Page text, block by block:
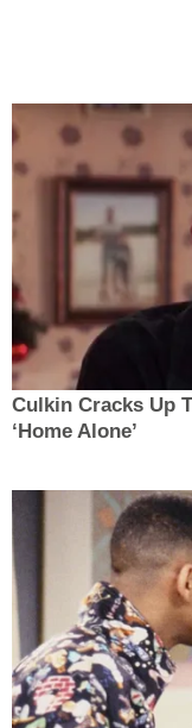
Culkin Cracks Up
‘Home Alone’